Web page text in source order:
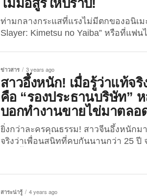
ไม่มีอสูรให้ปราบ!
ท่ามกลางกระแสที่แรงไม่มีตกของอนิเม
Slayer: Kimetsu no Yaiba” หรือที่แฟน
นภาคใหม่ “Demon Slayer: Infinity
ในโรงภาพยนตร์เมื่อวันที่ 12 สิงหาคม
ทำลายสถิติรายได้ในญี่ปุ่น แซงหน้าภา
“Titanic” ไปแบบสบาย ๆ ในขณะที่แฟ
ต่างพากันพูดถึงฉากแอ็คชั่นสุดดุเดือด ด
ข่าวสาร 3 years ago
สาวอึ้งหนัก! เมื่อรู้ว่าแท้จ
คือ “รองประธานบริษัท”
บอกทำงานขายไข่มาตลอ
ยิ่งกว่าละครคุณธรรม! สาวจีนอึ้งหนักม
จริงว่าเพื่อนสนิทที่คบกันนานกว่า 25 ปี
ความสนใจ สำหรับชีวิตจริงที่ยิ่งกว่าละ
เมื่อวันที่ 9 กุมภาพันธ์ที่ผ่านมา ทางเว็บไ
สาระน่ารู้ 4 years ago